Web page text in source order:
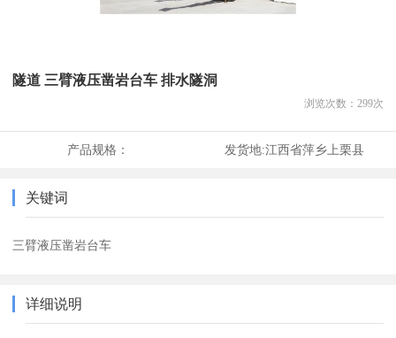
隧道 三臂液压凿岩台车 排水隧洞
浏览次数： 299次
产品规格： 发货地:江西省萍乡上栗县
关键词
三臂液压凿岩台车
详细说明